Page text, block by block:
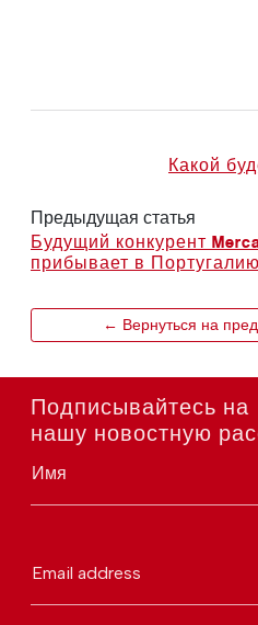
Какой
Предыдущая статья
Будущий конкурент
прибывает в Португалию
← Вернуться на
Подписывайтесь на
нашу новостную
Имя
Email address